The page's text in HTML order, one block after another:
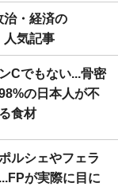
治・経済の
人気記事
Cでもない...骨密
の日本人が不
食材
ルシェやフェラ
が実際に目に